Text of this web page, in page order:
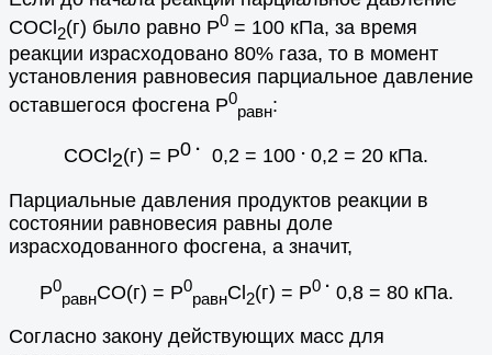
СОСl 2(г) было равно Р0 = 100 кПа, за время
реакции израсходовано 80% газа, то в момент
установления равновесия парциальное давление
оставшегося фосгена Р0
равн:
СОСl2(г) = Р0 · 0,2 = 100 . 0,2 = 20 кПа.
Парциальные давления продуктов реакции в
состоянии равновесия равны доле
израсходованного фосгена, а значит,
Р0
равнCO(г) = Р0
равнCl2(г) = Р0 · 0,8 = 80 кПа.
Согласно закону действующих масс для